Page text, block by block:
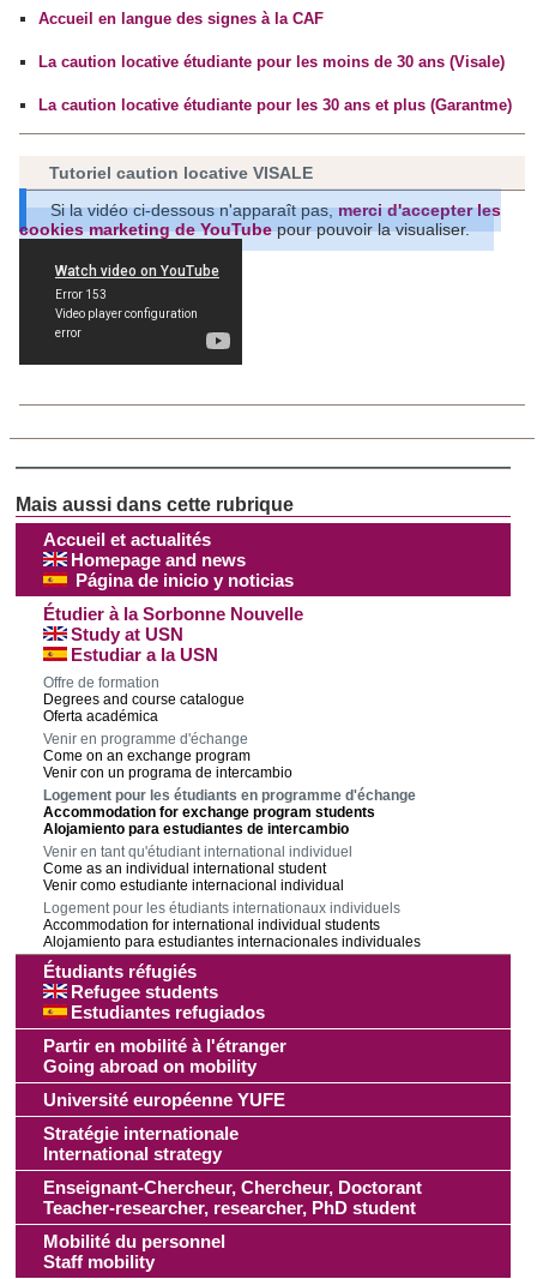
ont collectées lors de votre utilisation de leurs services.
Accueil et actualités
Homepage and news
Página de inicio y noticias
Étudier à la Sorbonne Nouvelle
Study at USN
Estudiar a la USN
Offre de formation
Degrees and course catalogue
Oferta académica
Venir en programme d'échange
Come on an exchange program
Venir con un programa de intercambio
Logement pour les étudiants en programme d'échange
Accommodation for exchange program students
Alojamiento para estudiantes de intercambio
Venir en tant qu'étudiant international individuel
Come as an individual international student
Venir como estudiante internacional individual
Logement pour les étudiants internationaux individuels
Accommodation for international individual students
Alojamiento para estudiantes internacionales individuales
Étudiants réfugiés
Refugee students
Estudiantes refugiados
Partir en mobilité à l'étranger
Going abroad on mobility
Université européenne YUFE
Stratégie internationale
International strategy
Enseignant-Chercheur, Chercheur, Doctorant
Teacher-researcher, researcher, PhD student
Mobilité du personnel
Staff mobility
Accueil en langue des signes à la CAF
La caution locative étudiante pour les moins de 30 ans (Visale)
La caution locative étudiante pour les 30 ans et plus (Garantme)
Tutoriel caution locative VISALE
Si la vidéo ci-dessous n'apparaît pas,merci d'accepter les
cookies marketing de YouTubepour pouvoir la visualiser.